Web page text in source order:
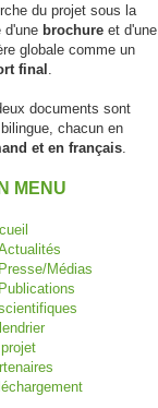
du projet sous la
d'une brochure et d'une
globale comme un
final
documents sont
chacun en
et en français
MENU
Presse/Médias
Publications